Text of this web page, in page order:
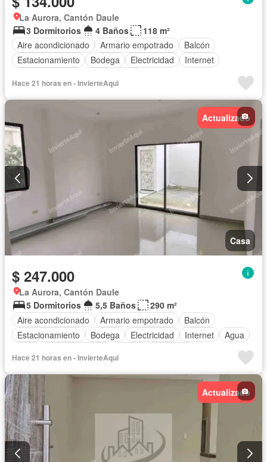
La Aurora, Cantón Daule
3 Dormitorios
4 Baños
118 m²
Aire acondicionado
Armario empotrado
Balcón
Estacionamiento
Bodega Electricidad
Internet
Acceso para personas con discapacidad
Cancha de tenis
Hace 21 horas en - InvierteAqui
Actualizado
Casa
$ 247.000
La Aurora, Cantón Daule
5 Dormitorios
5,5 Baños
290 m²
Aire acondicionado
Armario empotrado
Balcón
Estacionamiento
Bodega Electricidad Internet
Agua
Garita de guardianía
Seguridad
Cancha de tenis
Wifi
Hace 21 horas en - InvierteAqui
Actualizado